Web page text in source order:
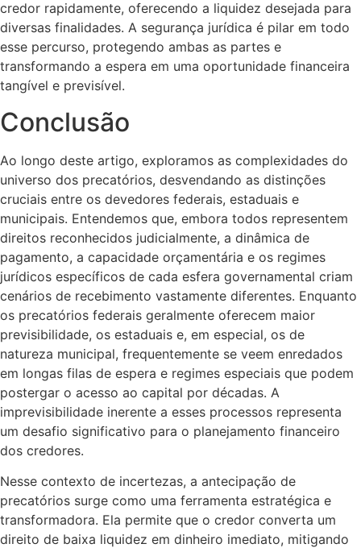
credor rapidamente, oferecendo a liquidez desejada para
diversas finalidades. A segurança jurídica é pilar em todo
esse percurso, protegendo ambas as partes e
transformando a espera em uma oportunidade financeira
tangível e previsível.
Conclusão
Ao longo deste artigo, exploramos as complexidades do
universo dos precatórios, desvendando as distinções
cruciais entre os devedores federais, estaduais e
municipais. Entendemos que, embora todos representem
direitos reconhecidos judicialmente, a dinâmica de
pagamento, a capacidade orçamentária e os regimes
jurídicos específicos de cada esfera governamental criam
cenários de recebimento vastamente diferentes. Enquanto
os precatórios federais geralmente oferecem maior
previsibilidade, os estaduais e, em especial, os de
natureza municipal, frequentemente se veem enredados
em longas filas de espera e regimes especiais que podem
postergar o acesso ao capital por décadas. A
imprevisibilidade inerente a esses processos representa
um desafio significativo para o planejamento financeiro
dos credores.
Nesse contexto de incertezas, a antecipação de
precatórios surge como uma ferramenta estratégica e
transformadora. Ela permite que o credor converta um
direito de baixa liquidez em dinheiro imediato, mitigando